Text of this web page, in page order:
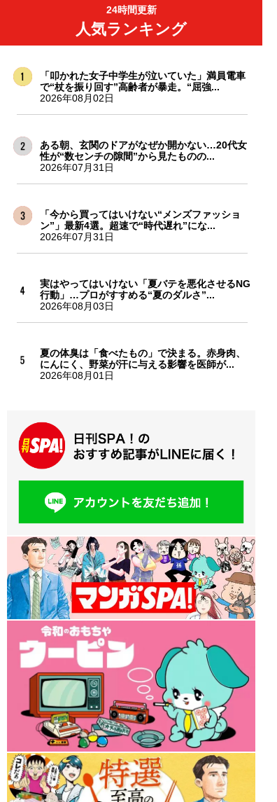
24時間更新
人気ランキング
「叩かれた女子中学生が泣いていた」満員電車
で“杖を振り回す”高齢者が暴走。“屈強...
2026年08月02日
ある朝、玄関のドアがなぜか開かない…20代女
性が“数センチの隙間”から見たものの...
2026年07月31日
「今から買ってはいけない“メンズファッショ
ン”」最新4選。超速で“時代遅れ”にな...
2026年07月31日
実はやってはいけない「夏バテを悪化させるNG
行動」…プロがすすめる“夏のダルさ”...
2026年08月03日
夏の体臭は「食べたもの」で決まる。赤身肉、
にんにく、野菜が汗に与える影響を医師が...
2026年08月01日